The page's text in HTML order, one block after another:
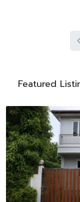
Featured